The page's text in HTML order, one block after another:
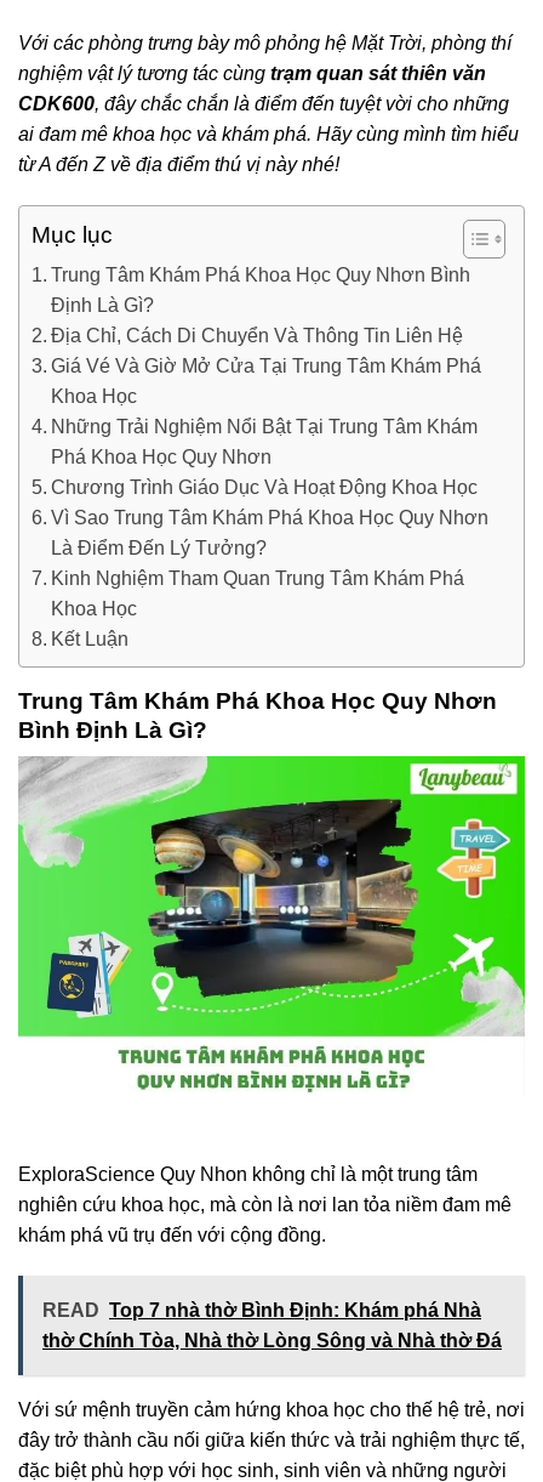
Với các phòng trưng bày mô phỏng hệ Mặt Trời, phòng thí
nghiệm vật lý tương tác cùng trạm quan sát thiên văn
CDK600, đây chắc chắn là điểm đến tuyệt vời cho những
ai đam mê khoa học và khám phá. Hãy cùng mình tìm hiểu
từ A đến Z về địa điểm thú vị này nhé!
Mục lục
Trung Tâm Khám Phá Khoa Học Quy Nhơn Bình
Định Là Gì?
Địa Chỉ, Cách Di Chuyển Và Thông Tin Liên Hệ
Giá Vé Và Giờ Mở Cửa Tại Trung Tâm Khám Phá
Khoa Học
Những Trải Nghiệm Nổi Bật Tại Trung Tâm Khám
Phá Khoa Học Quy Nhơn
Chương Trình Giáo Dục Và Hoạt Động Khoa Học
Vì Sao Trung Tâm Khám Phá Khoa Học Quy Nhơn
Là Điểm Đến Lý Tưởng?
Kinh Nghiệm Tham Quan Trung Tâm Khám Phá
Khoa Học
Kết Luận
Trung Tâm Khám Phá Khoa Học Quy Nhơn
Bình Định Là Gì?
ExploraScience Quy Nhon không chỉ là một trung tâm
nghiên cứu khoa học, mà còn là nơi lan tỏa niềm đam mê
khám phá vũ trụ đến với cộng đồng.
READ Top 7 nhà thờ Bình Định: Khám phá Nhà
thờ Chính Tòa, Nhà thờ Lòng Sông và Nhà thờ Đá
Với sứ mệnh truyền cảm hứng khoa học cho thế hệ trẻ, nơi
đây trở thành cầu nối giữa kiến thức và trải nghiệm thực tế,
đặc biệt phù hợp với học sinh, sinh viên và những người